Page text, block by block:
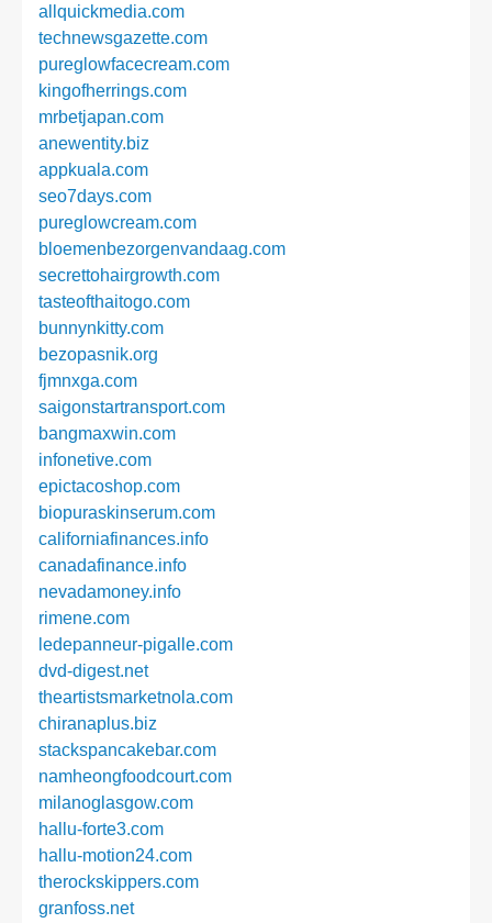
allquickmedia.com
technewsgazette.com
pureglowfacecream.com
kingofherrings.com
mrbetjapan.com
anewentity.biz
appkuala.com
seo7days.com
pureglowcream.com
bloemenbezorgenvandaag.com
secrettohairgrowth.com
tasteofthaitogo.com
bunnynkitty.com
bezopasnik.org
fjmnxga.com
saigonstartransport.com
bangmaxwin.com
infonetive.com
epictacoshop.com
biopuraskinserum.com
californiafinances.info
canadafinance.info
nevadamoney.info
rimene.com
ledepanneur-pigalle.com
dvd-digest.net
theartistsmarketnola.com
chiranaplus.biz
stackspancakebar.com
namheongfoodcourt.com
milanoglasgow.com
hallu-forte3.com
hallu-motion24.com
therockskippers.com
granfoss.net